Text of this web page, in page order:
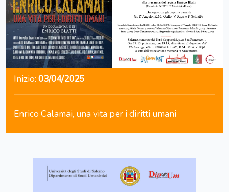
Inizio: 03/04/2025
Enrico Calamai, una vita per i diritti umani